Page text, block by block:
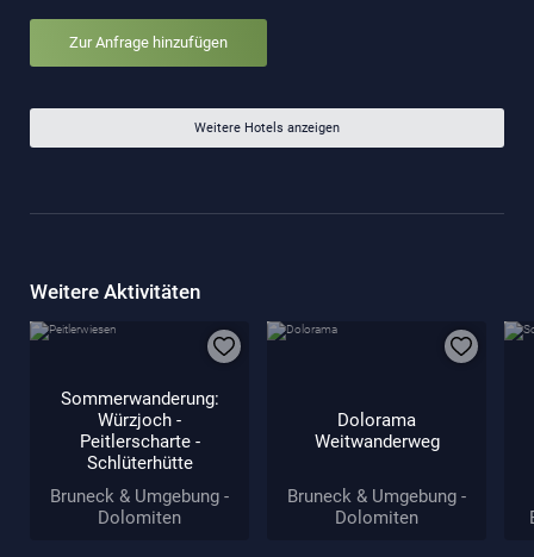
Zur Anfrage hinzufügen
Weitere Hotels anzeigen
Weitere Aktivitäten
Sommerwanderung:
Würzjoch -
Peitlerscharte -
Schlüterhütte
Bruneck & Umgebung -
Dolomiten
Dolorama
Weitwanderweg
Bruneck & Umgebung -
Dolomiten